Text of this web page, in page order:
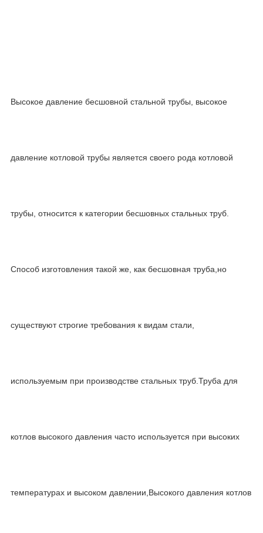
Высокое давление бесшовной стальной трубы, высокое
давление котловой трубы является своего рода котловой
трубы, относится к категории бесшовных стальных труб.
Способ изготовления такой же, как бесшовная труба,но
существуют строгие требования к видам стали,
используемым при производстве стальных труб.Труба для
котлов высокого давления часто используется при высоких
температурах и высоком давлении,Высокого давления котлов